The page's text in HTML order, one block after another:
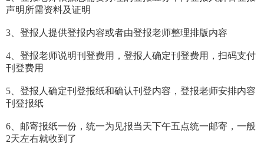
声明所需资料及证明
3、登报人提供登报内容或者由登报老师整理排版内容
4、登报老师说明刊登费用，登报人确定刊登费用，扫码支付
刊登费用
5、登报人确定刊登报纸和确认刊登内容，登报老师安排内容
刊登报纸
6、邮寄报纸一份，统一为见报当天下午五点统一邮寄，一般
2天左右就收到了